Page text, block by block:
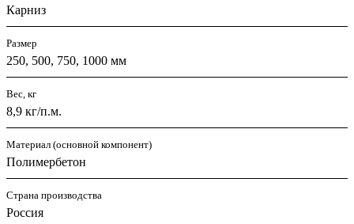
Карниз
Размер
250, 500, 750, 1000 мм
Вес, кг
8,9 кг/п.м.
Материал (основной компонент)
Полимербетон
Страна производства
Россия